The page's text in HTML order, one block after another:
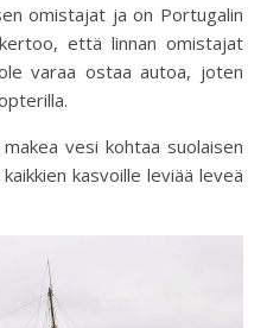
omistajat ja on Portugalin
että linnan omistajat
varaa ostaa autoa, joten
vesi kohtaa suolaisen
kasvoille leviää leveä